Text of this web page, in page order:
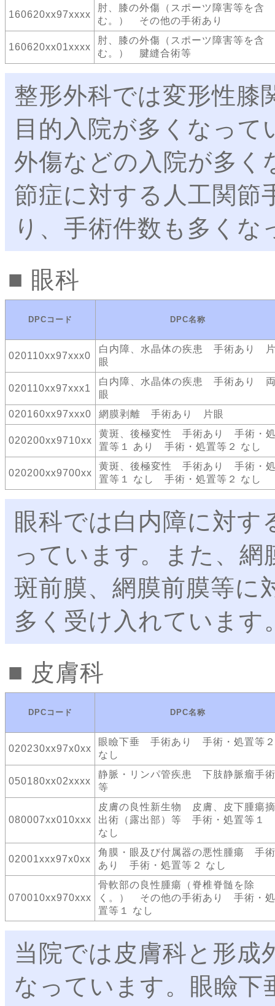
160620xx97xxxx
肘、膝の外傷（スポーツ障害等を含
む。） その他の手術あり
160620xx01xxxx
肘、膝の外傷（スポーツ障害等を含
む。） 腱縫合術等
整形外科では変形性膝
目的入院が多くなっ
外傷などの入院が多く
節症に対する人工関節
り、手術件数も多くな
眼科
DPCコード DPC名称
020110xx97xxx0
白内障、水晶体の疾患 手術あり
眼
020110xx97xxx1
白内障、水晶体の疾患 手術あり
眼
020160xx97xxx0
網膜剥離 手術あり 片眼
020200xx9710xx
黄斑、後極変性 手術あり 手術・
置等１ あり 手術・処置等２ なし
020200xx9700xx
黄斑、後極変性 手術あり 手術・
置等１ なし 手術・処置等２ なし
眼科では白内障に対す
っています。また、
斑前膜、網膜前膜等に
多く受け入れています
皮膚科
DPCコード DPC名称
020230xx97x0xx
眼瞼下垂 手術あり 手術・処置等２
なし
050180xx02xxxx
静脈・リンパ管疾患 下肢静脈瘤手術
等
080007xx010xxx
皮膚の良性新生物 皮膚、皮下腫瘍摘
出術（露出部）等 手術・処置等１
なし
02001xxx97x0xx
角膜・眼及び付属器の悪性腫瘍 手術
あり 手術・処置等２ なし
070010xx970xxx
骨軟部の良性腫瘍（脊椎脊髄を除
く。） その他の手術あり 手術・処
置等１ なし
当院では皮膚科と形成
なっています。眼瞼下